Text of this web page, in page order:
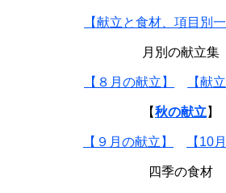
【献立と食材、項目別一
月別の献立集
【８月の献立】 【献
【秋の献立 】
【９月の献立】 【10
四季の食材